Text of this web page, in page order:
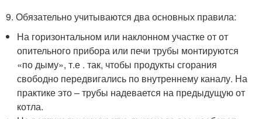
9. Обязательно учитываются два основных правила:
На горизонтальном или наклонном участке от от
опительного прибора или печи трубы монтируются
«по дыму», т.е . так, чтобы продукты сгорания
свободно передвигались по внутреннему каналу. На
практике это – трубы надевается на предыдущую от
котла.